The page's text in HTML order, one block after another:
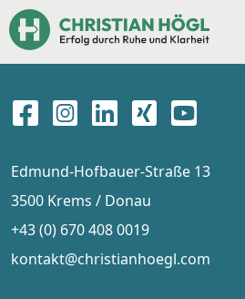
Edmund-Hofbauer-Straße 13
3500 Krems / Donau
+43 (0) 670 408 0019
kontakt@christianhoegl.com